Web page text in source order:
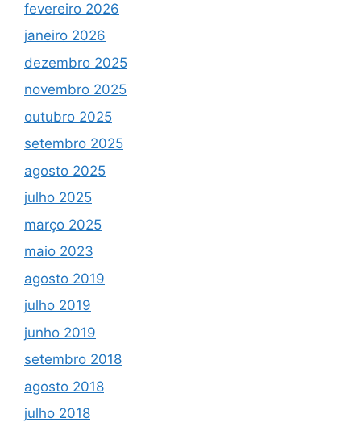
fevereiro 2026
janeiro 2026
dezembro 2025
novembro 2025
outubro 2025
setembro 2025
agosto 2025
julho 2025
março 2025
maio 2023
agosto 2019
julho 2019
junho 2019
setembro 2018
agosto 2018
julho 2018